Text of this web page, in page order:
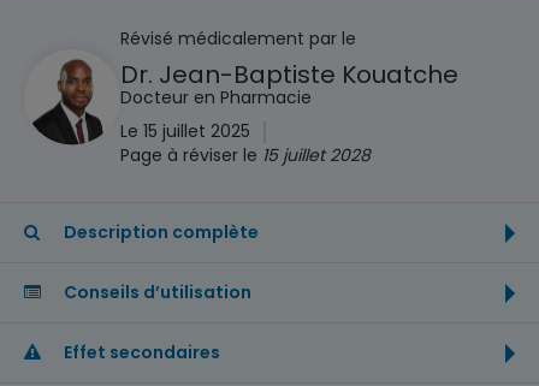
Révisé médicalement par le
Dr. Jean-Baptiste Kouatche
Docteur en Pharmacie
Le 15 juillet 2025
Page à réviser le 15 juillet 2028
Description complète
Conseils d’utilisation
Effet secondaires